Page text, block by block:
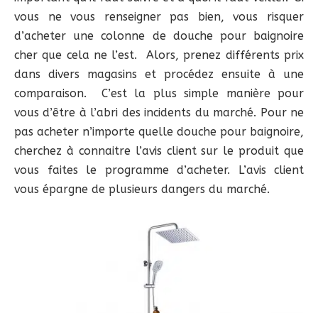
vous ne vous renseigner pas bien, vous risquer
d’acheter une colonne de douche pour baignoire
cher que cela ne l’est. Alors, prenez différents prix
dans divers magasins et procédez ensuite à une
comparaison. C’est la plus simple manière pour
vous d’être à l’abri des incidents du marché. Pour ne
pas acheter n’importe quelle douche pour baignoire,
cherchez à connaitre l’avis client sur le produit que
vous faites le programme d’acheter. L’avis client
vous épargne de plusieurs dangers du marché.